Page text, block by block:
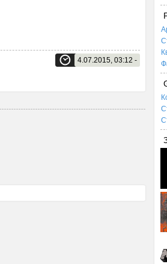
4.07.2015, 03:12 -